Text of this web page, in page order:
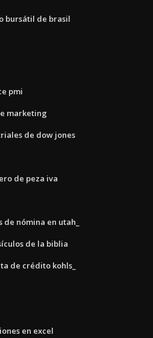
bursátil de brasil
pmi
marketing
de dow jones
de peza iva
nómina en utah_
de la biblia
de crédito kohls_
en excel